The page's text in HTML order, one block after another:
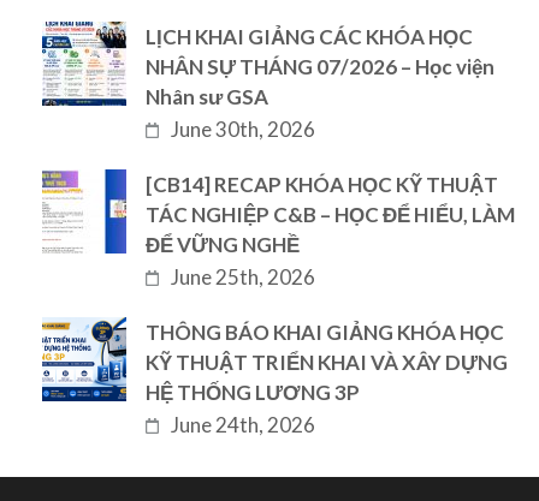
LỊCH KHAI GIẢNG CÁC KHÓA HỌC
NHÂN SỰ THÁNG 07/2026 – Học viện
Nhân sư GSA
June 30th, 2026
[CB14] RECAP KHÓA HỌC KỸ THUẬT
TÁC NGHIỆP C&B – HỌC ĐỂ HIỂU, LÀM
ĐỂ VỮNG NGHỀ
June 25th, 2026
THÔNG BÁO KHAI GIẢNG KHÓA HỌC
KỸ THUẬT TRIỂN KHAI VÀ XÂY DỰNG
HỆ THỐNG LƯƠNG 3P
June 24th, 2026